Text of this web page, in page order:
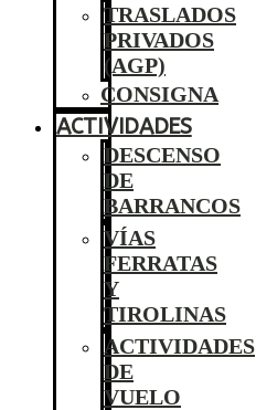
TRASLADOS
PRIVADOS
(AGP)
CONSIGNA
ACTIVIDADES
DESCENSO
DE
BARRANCOS
VÍAS
FERRATAS
Y
TIROLINAS
ACTIVIDADES
DE
VUELO